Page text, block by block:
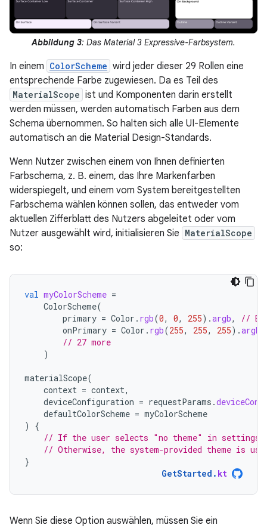
Abbildung 3: Das Material 3 Expressive-Farbsystem.
In einem ColorScheme wird jeder dieser 29 Rollen eine
entsprechende Farbe zugewiesen. Da es Teil des
MaterialScope ist und Komponenten darin erstellt
werden müssen, werden automatisch Farben aus dem
Schema übernommen. So halten sich alle UI-Elemente
automatisch an die Material Design-Standards.
Wenn Nutzer zwischen einem von Ihnen definierten
Farbschema, z. B. einem, das Ihre Markenfarben
widerspiegelt, und einem vom System bereitgestellten
Farbschema wählen können sollen, das entweder vom
aktuellen Zifferblatt des Nutzers abgeleitet oder vom
Nutzer ausgewählt wird, initialisieren Sie MaterialScope
so:
val myColorScheme =
ColorScheme(
primary = Color . rgb(0, 0, 255).argb,
//
onPrimary = Color . rgb(255, 255, 255).argb
// 27 more
)
materialScope(
context = context,
deviceConfiguration = requestParams .
defaultColorScheme = myColorScheme
)
{
// If the user selects "no theme" in settings,
// Otherwise, the system-provided theme is
}
GetStarted . kt
Wenn Sie diese Option auswählen, müssen Sie ein